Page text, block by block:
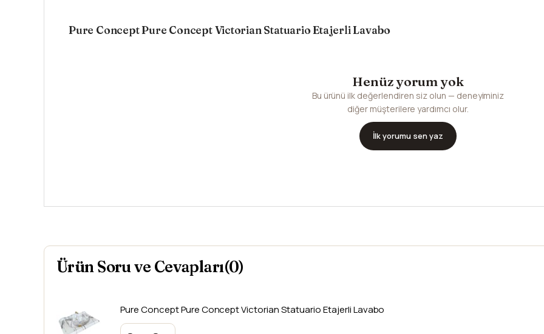
Pure Concept Pure Concept Victorian Statuario Etajerli Lavabo
Henüz yorum yok
Bu ürünü ilk değerlendiren siz olun — deneyiminiz
diğer müşterilere yardımcı olur.
İlk yorumu sen yaz
Ürün Soru ve Cevapları(0)
Pure ConceptPure Concept Victorian Statuario Etajerli Lavabo